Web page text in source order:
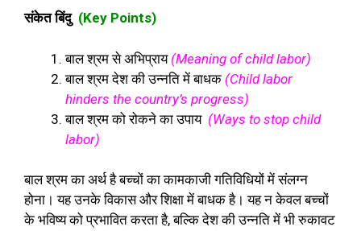
संकेत बिंदु (Key Points)
बाल श्रम से अभिप्राय (Meaning of child labor)
बाल श्रम देश की उन्नति में बाधक (Child labor
hinders the country’s progress)
बाल श्रम को रोकने का उपाय (Ways to stop child
labor)
बाल श्रम का अर्थ है बच्चों का कामकाजी गतिविधियों में संलग्न
होना। यह उनके विकास और शिक्षा में बाधक है। यह न केवल बच्चों
के भविष्य को प्रभावित करता है, बल्कि देश की उन्नति में भी रुकावट